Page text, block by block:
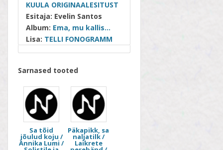
KUULA ORIGINAALESITUST
Esitaja: Evelin Santos
Album: Ema, mu kallis…
Lisa: TELLI FONOGRAMM
Sarnased tooted
Sa tõid
jõulud koju /
Annika Lumi /
Päkapikk, sa
naljatilk /
Laikrete